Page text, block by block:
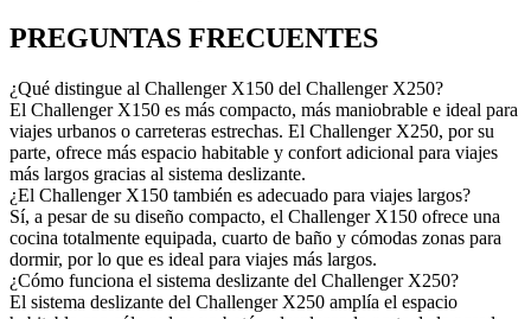
PREGUNTAS FRECUENTES
¿Qué distingue al Challenger X150 del Challenger X250?
El Challenger X150 es más compacto, más maniobrable e ideal para
viajes urbanos o carreteras estrechas. El Challenger X250, por su
parte, ofrece más espacio habitable y confort adicional para viajes
más largos gracias al sistema deslizante.
¿El Challenger X150 también es adecuado para viajes largos?
Sí, a pesar de su diseño compacto, el Challenger X150 ofrece una
cocina totalmente equipada, cuarto de baño y cómodas zonas para
dormir, por lo que es ideal para viajes más largos.
¿Cómo funciona el sistema deslizante del Challenger X250?
El sistema deslizante del Challenger X250 amplía el espacio